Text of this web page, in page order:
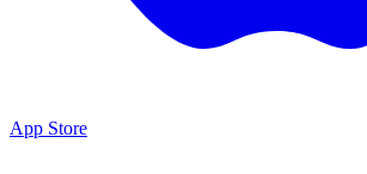
App Store